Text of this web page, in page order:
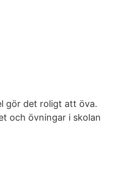
gör det roligt att öva.
och övningar i skolan